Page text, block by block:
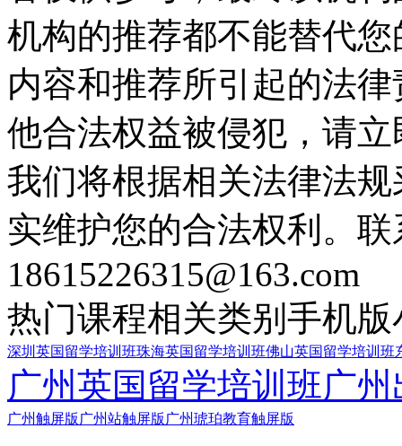
机构的推荐都不能替代
内容和推荐所引起的法
他合法权益被侵犯，请
我们将根据相关法律法
实维护您的合法权利。
18615226315@163.com
热门课程相关类别 手机版
深圳英国留学培训班珠海英国留学培训班佛山英国留学培训班
广州英国留学培训班广
广州触屏版 广州站触屏版 广州琥珀教育触屏版